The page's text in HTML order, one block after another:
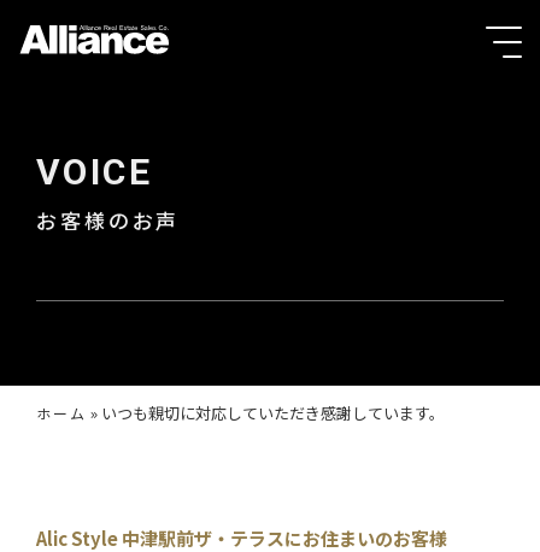
VOICE
お客様のお声
ホーム » いつも親切に対応していただき感謝しています。
Alic Style 中津駅前ザ・テラスにお住まいのお客様